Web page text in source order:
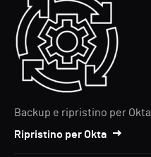
Backup e ripristino per Okta
Ripristino per Okta